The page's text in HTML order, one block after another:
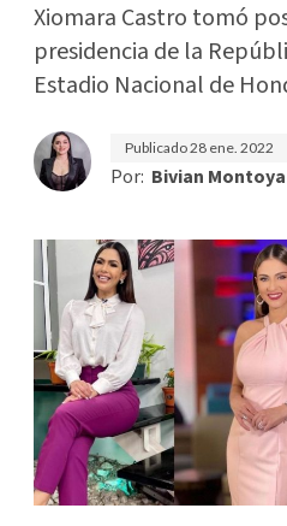
Xiomara Castro tomó
presidencia de la
Estadio Nacional de
Publicado28 ene. 2022
Por: Bivian Montoya